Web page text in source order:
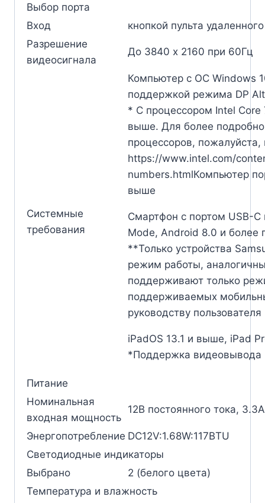
Выбор порта
Вход
кнопкой пульта
Разрешение
видеосигнала
До 3840 x 2160 при 60Гц
Системные
требования
Компьютер с ОС Windows
поддержкой режима DP
* С процессором Intel Core
выше. Для более
процессоров, пожалуйста,
https://www.intel.com/
numbers.htmlКомпьютер
выше
Смартфон с портом USB-
Mode, Android 8.0 и более
**Только устройства
режим работы,
поддерживают только
поддерживаемых
руководству пользователя
iPadOS 13.1 и выше, iPad
*Поддержка видеовывода
Питание
Номинальная
входная мощность
12В постоянного тока, 3.3A
Энергопотребление DC12V:1.68W:117BTU
Светодиодные индикаторы
Выбрано
2 (белого цвета)
Температура и влажность